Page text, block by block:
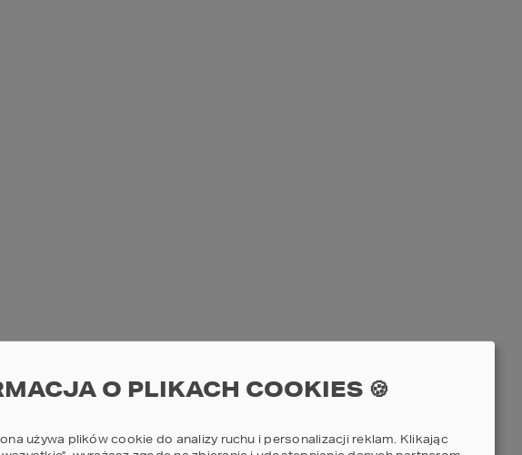
O PLIKACH COOKIES 🍪
używa plików cookie do analizy ruchu i personalizacji reklam. Klikając